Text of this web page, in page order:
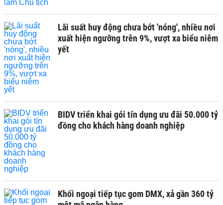
Lãi suất huy động chưa bớt 'nóng', nhiều nơi
xuất hiện ngưỡng trên 9%, vượt xa biểu niêm
yết
BIDV triển khai gói tín dụng ưu đãi 50.000 tỷ
đồng cho khách hàng doanh nghiệp
Khối ngoại tiếp tục gom DMX, xả gần 360 tỷ